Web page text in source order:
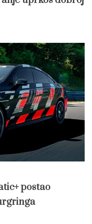
postao